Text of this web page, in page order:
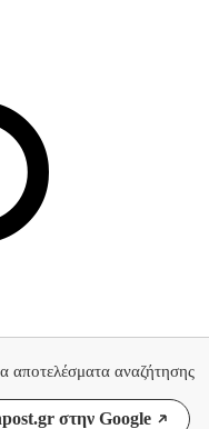
αποτελέσματα αναζήτησης
στην Google